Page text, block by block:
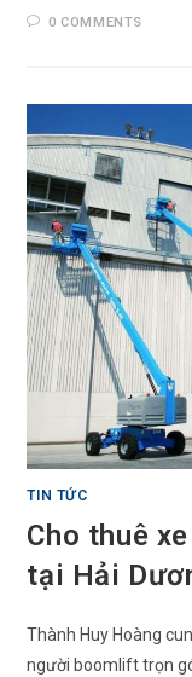
0 COMMENTS
TIN TỨC
Cho thuê
tại Hải
Thành Huy Hoàng
người boomlift trọn